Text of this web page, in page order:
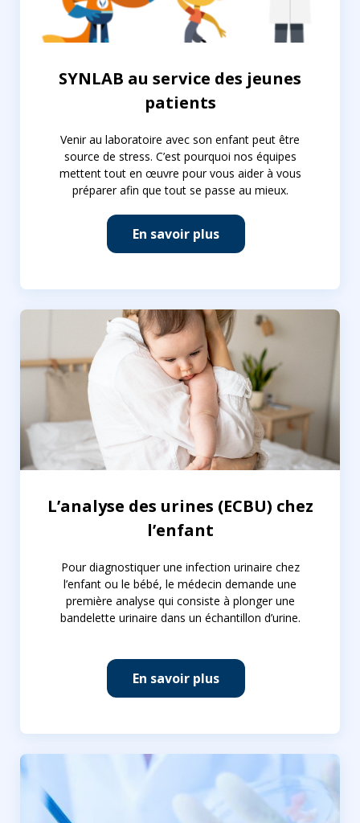
SYNLAB au service des jeunes
patients
Venir au laboratoire avec son enfant peut être
source de stress. C’est pourquoi nos équipes
mettent tout en œuvre pour vous aider à vous
préparer afin que tout se passe au mieux.
En savoir plus
L’analyse des urines (ECBU) chez
l’enfant
Pour diagnostiquer une infection urinaire chez
l’enfant ou le bébé, le médecin demande une
première analyse qui consiste à plonger une
bandelette urinaire dans un échantillon d’urine.
En savoir plus